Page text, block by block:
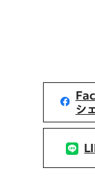
シ